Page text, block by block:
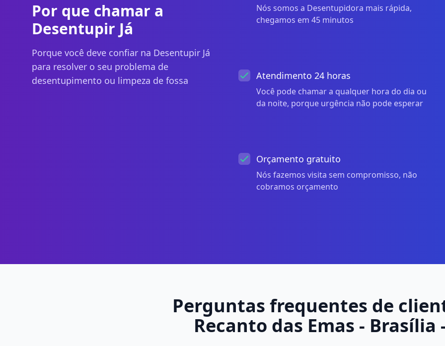
Por que chamar a
Desentupir Já
Porque você deve confiar na Desentupir Já
para resolver o seu problema de
desentupimento ou limpeza de fossa
Nós somos a Desentupidora mais rápida,
chegamos em 45 minutos
Atendimento 24 horas
Você pode chamar a qualquer hora do dia ou
da noite, porque urgência não pode esperar
Orçamento gratuito
Nós fazemos visita sem compromisso, não
cobramos orçamento
Perguntas frequentes de
Recanto das Emas - Brasília